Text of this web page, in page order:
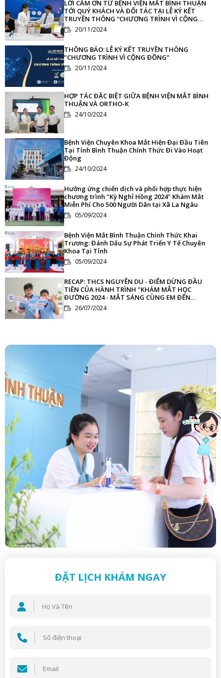
LỜI CẢM ƠN TỪ BỆNH VIỆN MẮT BÌNH THUẬN
TỚI QUÝ KHÁCH VÀ ĐỐI TÁC TẠI LỄ KÝ KẾT
TRUYỀN THÔNG “CHƯƠNG TRÌNH VÌ CỘNG
ĐỒNG”20/11/2024
THÔNG BÁO: LỄ KÝ KẾT TRUYỀN THÔNG
"CHƯƠNG TRÌNH VÌ CỘNG ĐỒNG"
20/11/2024
HỢP TÁC ĐẶC BIỆT GIỮA BỆNH VIỆN MẮT BÌNH
THUẬN VÀ ORTHO-K
24/10/2024
Bệnh Viện Chuyên Khoa Mắt Hiện Đại Đầu Tiên
Tại Tỉnh Bình Thuận Chính Thức Đi Vào Hoạt
Động
24/10/2024
Hưởng ứng chiến dịch và phối hợp thực hiện
chương trình "Kỳ Nghỉ Hồng 2024" Khám Mắt
Miễn Phí Cho 500 Người Dân tại Xã La Ngâu
05/09/2024
Bệnh Viện Mắt Bình Thuận Chính Thức Khai
Trương: Đánh Dấu Sự Phát Triển Y Tế Chuyên
Khoa Tại Tỉnh
05/09/2024
RECAP: THCS NGUYỄN DU - ĐIỂM DỪNG ĐẦU
TIÊN CỦA HÀNH TRÌNH "KHÁM MẮT HỌC
ĐƯỜNG 2024 - MẮT SÁNG CÙNG EM ĐẾN
TRƯỜNG"
26/07/2024
ĐẶT LỊCH KHÁM NGAY